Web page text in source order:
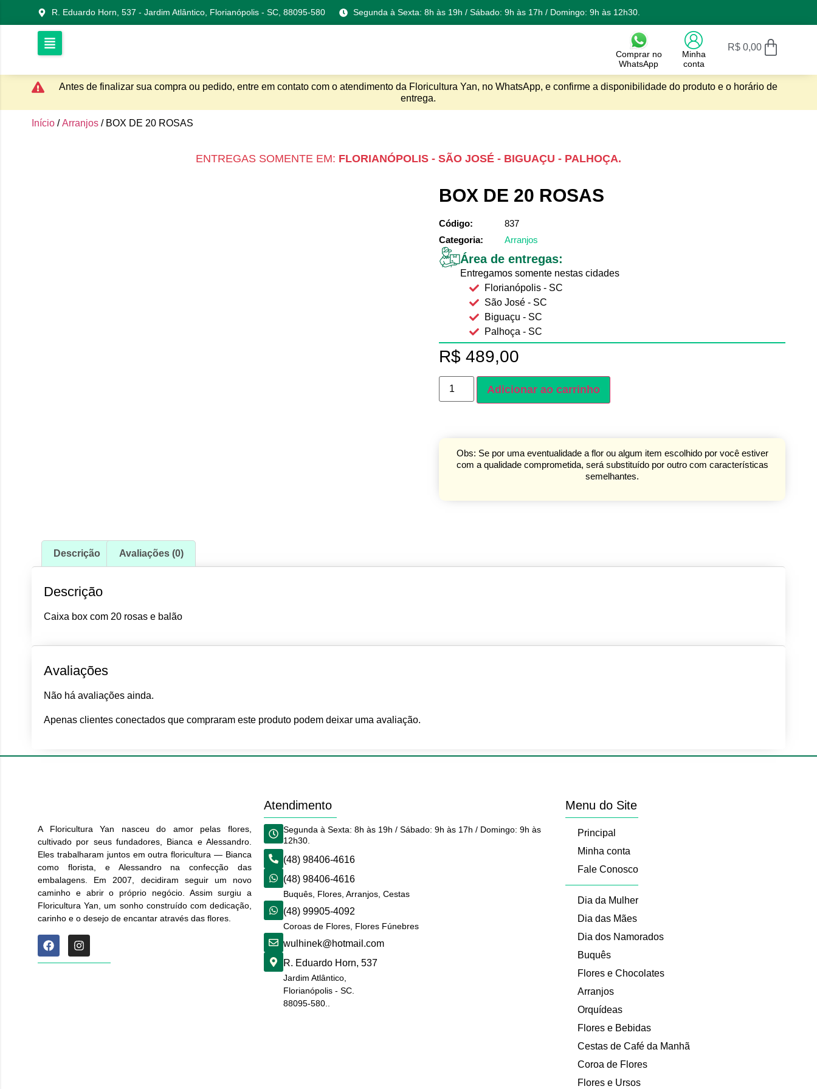
R. Eduardo Horn, 537 - Jardim Atlântico, Florianópolis - SC, 88095-580 Segunda à Sexta: 8h às 19h / Sábado: 9h às 17h / Domingo: 9h às 12h30.
Comprar no
WhatsApp
Minha
conta
R$ 0,00
Antes de finalizar sua compra ou pedido, entre em contato com o atendimento da Floricultura Yan, no WhatsApp, e confirme a disponibilidade do produto e o horário de
entrega.
Início /Arranjos / BOX DE 20 ROSAS
ENTREGAS SOMENTE EM: FLORIANÓPOLIS - SÃO JOSÉ - BIGUAÇU - PALHOÇA.
BOX DE 20 ROSAS
Código:
837
Categoria:
Arranjos
Área de entregas:
Entregamos somente nestas cidades
Florianópolis - SC
São José - SC
Biguaçu - SC
Palhoça - SC
R$ 489,00
Adicionar ao carrinho
Obs: Se por uma eventualidade a flor ou algum item escolhido por você estiver
com a qualidade comprometida, será substituído por outro com características
semelhantes.
Descrição Avaliações (0)
Descrição
Caixa box com 20 rosas e balão
Avaliações
Não há avaliações ainda.
Apenas clientes conectados que compraram este produto podem deixar uma avaliação.
A Floricultura Yan nasceu do amor pelas flores,
cultivado por seus fundadores, Bianca e Alessandro.
Eles trabalharam juntos em outra floricultura — Bianca
como florista, e Alessandro na confecção das
embalagens. Em 2007, decidiram seguir um novo
caminho e abrir o próprio negócio. Assim surgiu a
Floricultura Yan, um sonho construído com dedicação,
carinho e o desejo de encantar através das flores.
Atendimento
Segunda à Sexta: 8h às 19h / Sábado: 9h às 17h / Domingo: 9h às
12h30.
(48) 98406-4616
(48) 98406-4616
Buquês, Flores, Arranjos, Cestas
(48) 99905-4092
Coroas de Flores, Flores Fúnebres
wulhinek@hotmail.com
R. Eduardo Horn, 537
Jardim Atlântico,
Florianópolis - SC.
88095-580..
Menu do Site
Principal
Minha conta
Fale Conosco
Dia da Mulher
Dia das Mães
Dia dos Namorados
Buquês
Flores e Chocolates
Arranjos
Orquídeas
Flores e Bebidas
Cestas de Café da Manhã
Coroa de Flores
Flores e Ursos